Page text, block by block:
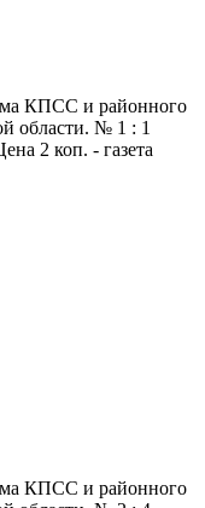
КПСС и районного
области. № 1 : 1
2 коп. - газета
КПСС и районного